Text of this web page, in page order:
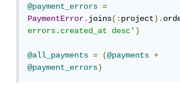
@payment_errors
=
PaymentError.joins(:project).
errors.created_at desc')
@all_payments = (@payments
+
@payment_errors)